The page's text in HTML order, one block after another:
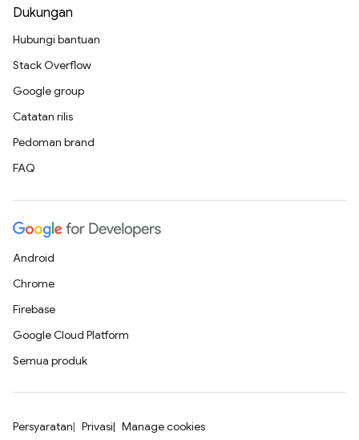
Dukungan
Hubungi bantuan
Stack Overflow
Google group
Catatan rilis
Pedoman brand
FAQ
Android
Chrome
Firebase
Google Cloud Platform
Semua produk
Persyaratan Privasi Manage cookies